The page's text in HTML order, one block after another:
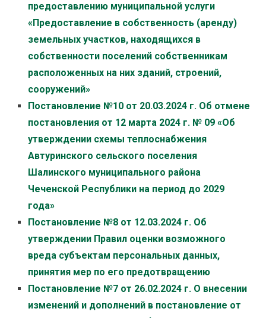
предоставлению муниципальной услуги
«Предоставление в собственность (аренду)
земельных участков, находящихся в
собственности поселений собственникам
расположенных на них зданий, строений,
сооружений»
Постановление №10 от 20.03.2024 г. Об отмене
постановления от 12 марта 2024 г. № 09 «Об
утверждении схемы теплоснабжения
Автуринского сельского поселения
Шалинского муниципального района
Чеченской Республики на период до 2029
года»
Постановление №8 от 12.03.2024 г. Об
утверждении Правил оценки возможного
вреда субъектам персональных данных,
принятия мер по его предотвращению
Постановление №7 от 26.02.2024 г. О внесении
изменений и дополнений в постановление от